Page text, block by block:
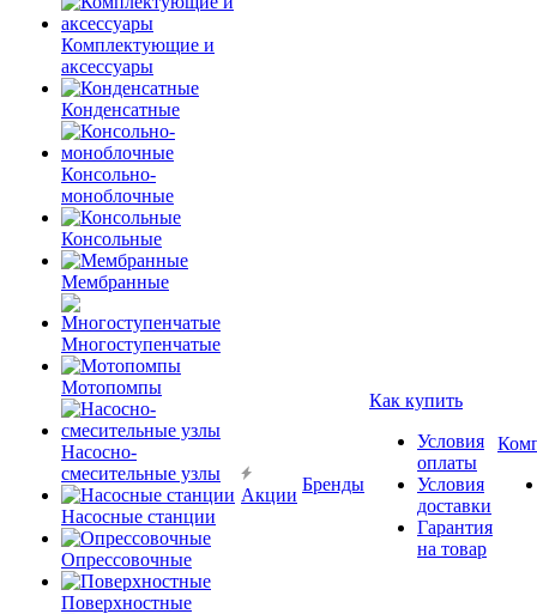
Комплектующие и
аксессуары
Конденсатные
Консольно-
моноблочные
Консольные
Мембранные
Многоступенчатые
Мотопомпы
Насосно-
смесительные узлы
Насосные станции
Опрессовочные
Поверхностные
Акции
Бренды
Как купить
Условия
оплаты
Условия
доставки
Гарантия
на товар